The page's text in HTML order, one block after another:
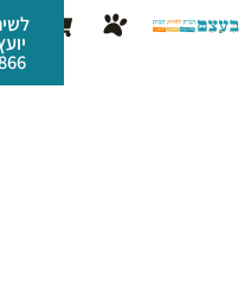
לתוכן
עגלת
קניות